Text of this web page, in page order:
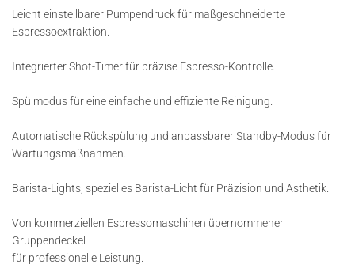
Leicht einstellbarer Pumpendruck für maßgeschneiderte
Espressoextraktion.
Integrierter Shot-Timer für präzise Espresso-Kontrolle.
Spülmodus für eine einfache und effiziente Reinigung.
Automatische Rückspülung und anpassbarer Standby-Modus für
Wartungsmaßnahmen.
Barista-Lights, spezielles Barista-Licht für Präzision und Ästhetik.
Von kommerziellen Espressomaschinen übernommener
Gruppendeckel
für professionelle Leistung.